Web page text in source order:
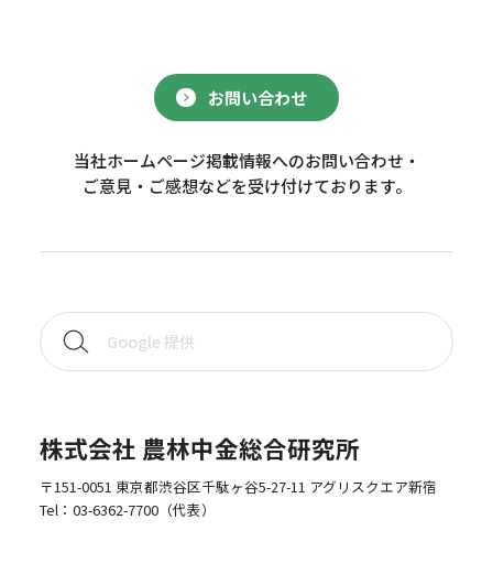
お問い合わせ
当社ホームページ掲載情報へのお問い合わせ・
ご意見・ご感想などを受け付けております。
株式会社 農林中金総合研究所
〒151-0051 東京都渋谷区千駄ヶ谷5-27-11 アグリスクエア新宿
Tel： 03-6362-7700（代表）